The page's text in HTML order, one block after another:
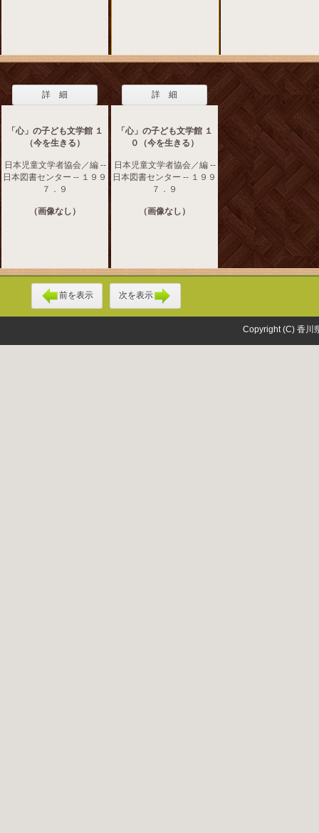
詳 細
「心」の子ども文学館 １
（今を生きる）
日本児童文学者協会／編 --
日本図書センター -- １９９
７．９
（画像なし）
詳 細
「心」の子ども文学館 １
０（今を生きる）
日本児童文学者協会／編 --
日本図書センター -- １９９
７．９
（画像なし）
前を表示 次を表示
Copyright (C) 香川